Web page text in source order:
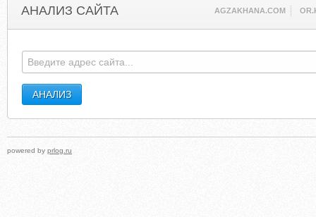
АНАЛИЗ САЙТА AGZAKHANA.COM
powered by prlog.ru